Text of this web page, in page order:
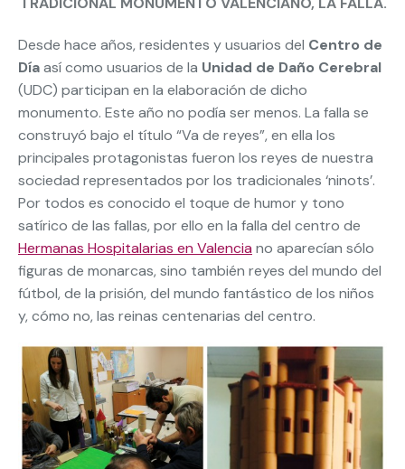
Desde hace años, residentes y usuarios del Centro de
Díaasí como usuarios de la Unidad de Daño Cerebral
(UDC) participan en la elaboración de dicho
monumento. Este año no podía ser menos. La falla se
construyó bajo el título “Va de reyes”, en ella los
principales protagonistas fueron los reyes de nuestra
sociedad representados por los tradicionales ‘ninots’.
Por todos es conocido el toque de humor y tono
satírico de las fallas, por ello en la falla del centro de
Hermanas Hospitalarias en Valencia no aparecían sólo
figuras de monarcas, sino también reyes del mundo del
fútbol, de la prisión, del mundo fantástico de los niños
y, cómo no, las reinas centenarias del centro.